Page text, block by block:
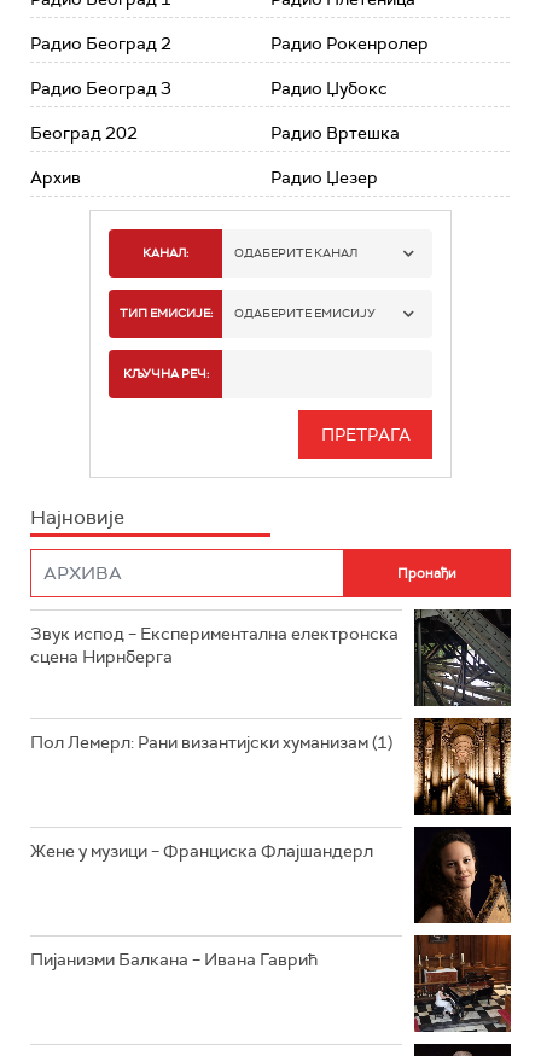
Радио Београд 2
Радио Београд 3
Београд 202
Архив
Радио Рокенролер
Радио Џубокс
Радио Вртешка
Радио Џезер
КАНАЛ: ОДАБЕРИТЕ КАНАЛ
РАДИО БЕОГРАД 1
РАДИО БЕОГРАД 3
РАДИО РОКЕНРОЛЕР
ТИП ЕМИСИЈЕ: ОДАБЕРИТЕ ЕМИСИЈУ
ИНФО
КЉУЧНА РЕЧ:
Најновије
Звук испод – Експериментална електронска
сцена Нирнберга
Пол Лемерл: Рани византијски хуманизам (1)
Жене у музици – Франциска Флајшандерл
Пијанизми Балкана – Ивана Гаврић